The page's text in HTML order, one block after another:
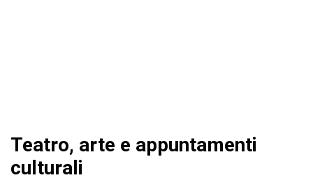
Teatro, arte e appuntamenti
culturali